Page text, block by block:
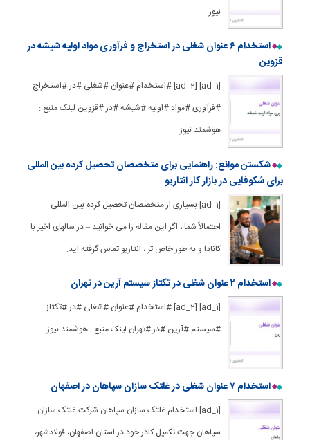
نیوز
استخدام ۶ عنوان شغلی در استخراج و فرآوری مواد اولیه شیشه در
قزوین
[ad_1] [ad_2] #استخدام #عنوان #شغلی #در #استخراج
#فرآوری #مواد #اولیه #شیشه #در #قزوین لینک منبع :
هوشمند نیوز
شکستن موانع: راهنمایی برای متخصصان تحصیل کرده بین المللی
برای شکوفایی در بازار کار انتاریو
[ad_1] بسیاری از متخصصان تحصیل کرده بین المللی –
احتمالاً شما ، اگر این مقاله را می خوانید – در سالهای اخیر با
کانادا و به طور خاص تر ، انتاریو تماس گرفته اید.
استخدام ۲ عنوان شغلی در تکتاز سیستم آرین در تهران
[ad_1] [ad_2] #استخدام #عنوان #شغلی #در #تکتاز
#سیستم #آرین #در #تهران لینک منبع : هوشمند نیوز
استخدام ۷ عنوان شغلی در غلتک سازان سپاهان در اصفهان
[ad_1] استخدام غلتک سازان سپاهان شرکت غلتک سازان
سپاهان جهت تکمیل کادر خود در استان‌ اصفهان، فولادشهر،